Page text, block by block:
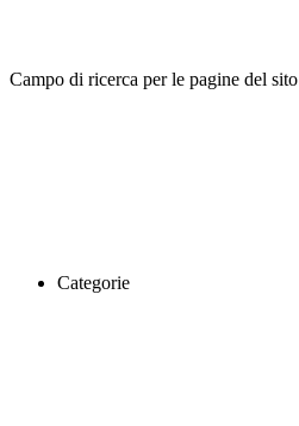
Campo di ricerca per le pagine del sito
Categorie